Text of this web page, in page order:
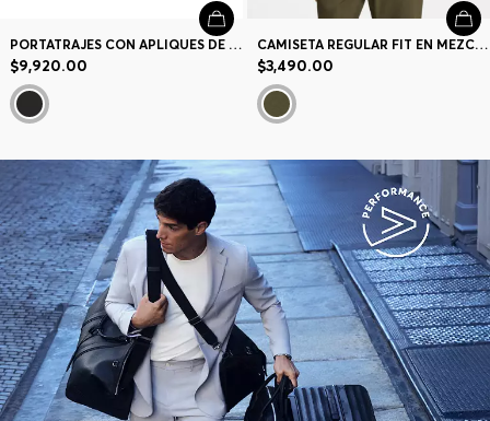
PORTATRAJES CON APLIQUES DE PIEL
$9,920.00
CAMISETA REGULAR FIT EN MEZCLA DE ALGODÓN ELÁSTICO
$3,490.00